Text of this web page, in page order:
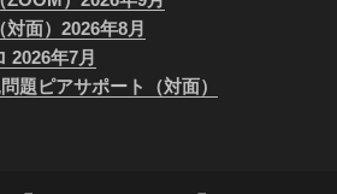
面）2026年8月
2026年7月
題ピアサポート（対面）